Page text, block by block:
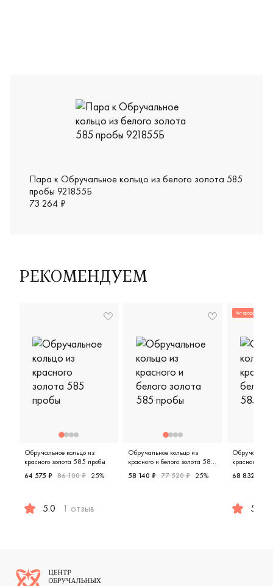
Пара к Обручальное кольцо из белого золота 585
пробы 921855Б
73 264 ₽
РЕКОМЕНДУЕМ
Обручальное кольцо из
красного золота 585 пробы
64 575 ₽ 86 100 ₽ 25%
5.0 1 отзыв
Обручальное кольцо из
красного и белого золота 585
пробы
Женские, мужские, парные,
58 140 ₽ 77 520 ₽ 25%
Хит продаж
красного и
68 832 ₽
5.0
Логотип компании